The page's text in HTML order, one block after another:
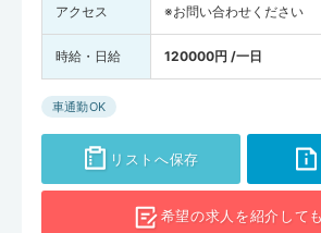
アクセス ※お問い合わせください
時給・日給 120000円 /一日
車通勤OK
リストへ保存
希望の求人を紹介して